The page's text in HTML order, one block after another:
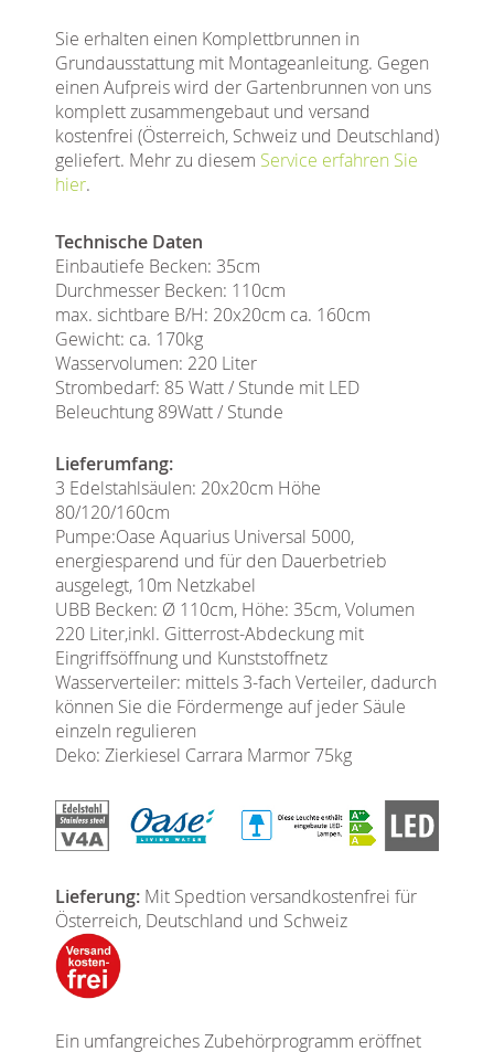
Sie erhalten einen Komplettbrunnen in
Grundausstattung mit Montageanleitung. Gegen
einen Aufpreis wird der Gartenbrunnen von uns
komplett zusammengebaut und versand
kostenfrei (Österreich, Schweiz und Deutschland)
geliefert. Mehr zu diesem Service erfahren Sie
hier.
Technische Daten
Einbautiefe Becken: 35cm
Durchmesser Becken: 110cm
max. sichtbare B/H: 20x20cm ca. 160cm
Gewicht: ca. 170kg
Wasservolumen: 220 Liter
Strombedarf: 85 Watt / Stunde mit LED
Beleuchtung 89Watt / Stunde
Lieferumfang:
3 Edelstahlsäulen: 20x20cm Höhe
80/120/160cm
Pumpe:Oase Aquarius Universal 5000,
energiesparend und für den Dauerbetrieb
ausgelegt, 10m Netzkabel
UBB Becken: Ø 110cm, Höhe: 35cm, Volumen
220 Liter,inkl. Gitterrost-Abdeckung mit
Eingriffsöffnung und Kunststoffnetz
Wasserverteiler: mittels 3-fach Verteiler, dadurch
können Sie die Fördermenge auf jeder Säule
einzeln regulieren
Deko: Zierkiesel Carrara Marmor 75kg
Lieferung: Mit Spedtion versandkostenfrei für
Österreich, Deutschland und Schweiz
Ein umfangreiches Zubehörprogramm eröffnet